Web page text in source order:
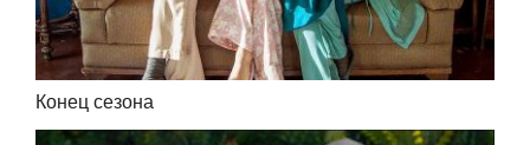
Конец сезона